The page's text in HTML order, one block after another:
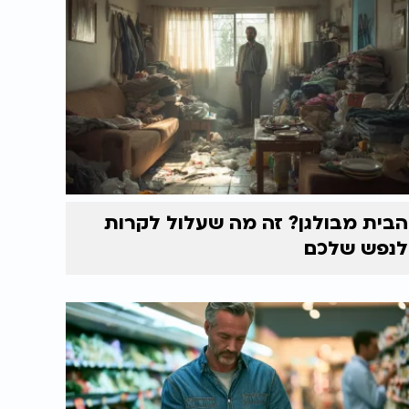
הבית מבולגן? זה מה שעלול לקרות
לנפש שלכם